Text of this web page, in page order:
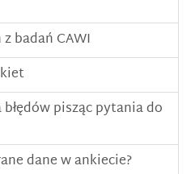
badań CAWI
pisząc pytania do
dane w ankiecie?